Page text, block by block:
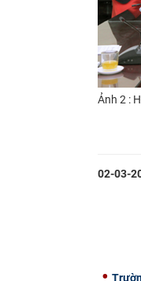
Ảnh 2 :
02-03-